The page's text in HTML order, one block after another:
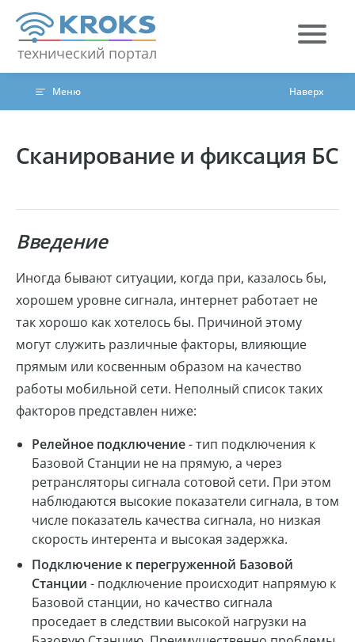
Skip to content
технический портал
Меню Наверх
Сканирование и фиксация БС
Введение
Иногда бывают ситуации, когда при, казалось бы,
хорошем уровне сигнала, интернет работает не
так хорошо как хотелось бы. Причиной этому
могут служить различные факторы, влияющие
прямым или косвенным образом на качество
работы мобильной сети. Неполный список таких
факторов представлен ниже:
Релейное подключение- тип подключения к
Базовой Станции не на прямую, а через
ретрансляторы сигнала сотовой сети. При этом
наблюдаются высокие показатели сигнала, в том
числе показатель качества сигнала, но низкая
скорость интерента и высокая задержка.
Подключение к перегруженной Базовой
Станции - подключение происходит напрямую к
Базовой станции, но качество сигнала
проседает в следствии высокой нагрузки на